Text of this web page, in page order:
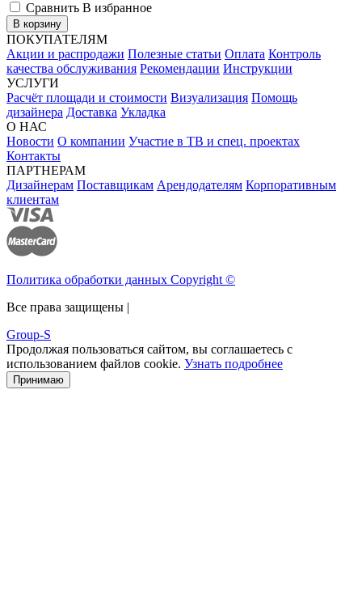
Сравнить В избранное
В корзину
ПОКУПАТЕЛЯМ
Акции и распродажи Полезные статьи Оплата Контроль
качества обслуживания Рекомендации Инструкции
УСЛУГИ
Расчёт площади и стоимости Визуализация Помощь
дизайнера Доставка Укладка
О НАС
Новости О компании Участие в ТВ и спец. проектах
Контакты
ПАРТНЕРАМ
Дизайнерам Поставщикам Арендодателям Корпоративным
клиентам
Политика обработки данных Copyright ©
Все права защищены |
Group-S
Продолжая пользоваться сайтом, вы соглашаетесь с
использованием файлов cookie. Узнать подробнее
Принимаю